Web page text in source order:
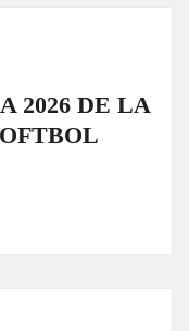
2026 DE LA